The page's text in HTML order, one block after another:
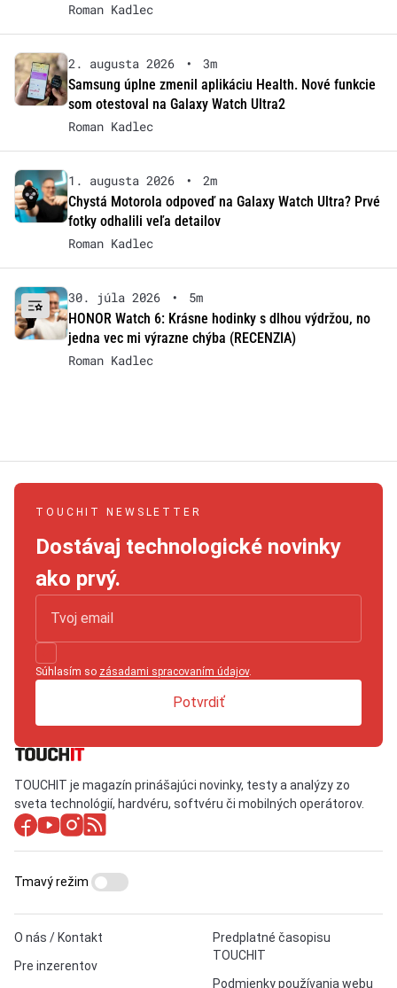
Roman Kadlec
2. augusta 2026 •
3m
Samsung úplne zmenil aplikáciu Health. Nové funkcie
som otestoval na Galaxy Watch Ultra2
Roman Kadlec
1. augusta 2026 •
2m
Chystá Motorola odpoveď na Galaxy Watch Ultra? Prvé
fotky odhalili veľa detailov
Roman Kadlec
30. júla 2026 •
5m
HONOR Watch 6: Krásne hodinky s dlhou výdržou, no
jedna vec mi výrazne chýba (RECENZIA)
Roman Kadlec
TOUCHIT NEWSLETTER
Dostávaj technologické novinky
ako prvý.
Súhlasím so zásadami spracovaním údajov.
Potvrdiť
TOUCHIT je magazín prinášajúci novinky, testy a analýzy zo
sveta technológií, hardvéru, softvéru či mobilných operátorov.
O nás / Kontakt
Pre inzerentov
Predplatné časopisu
TOUCHIT
Podmienky používania webu
Tmavý režim